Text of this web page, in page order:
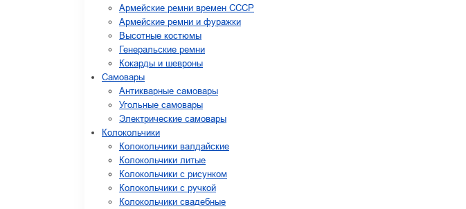
Армейские ремни времен СССР
Армейские ремни и фуражки
Высотные костюмы
Генеральские ремни
Кокарды и шевроны
Cамовары
Антикварные самовары
Угольные самовары
Электрические самовары
Колокольчики
Колокольчики валдайские
Колокольчики литые
Колокольчики с рисунком
Колокольчики с ручкой
Колокольчики свадебные